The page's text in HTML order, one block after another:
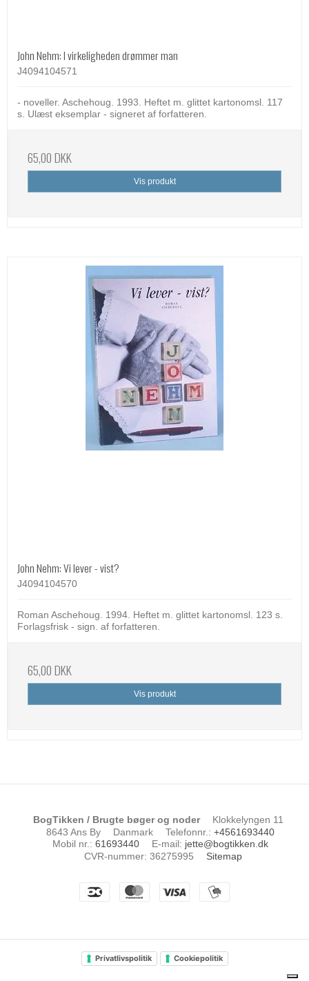
John Nehm: I virkeligheden drømmer man
J4094104571
- noveller. Aschehoug. 1993. Heftet m. glittet kartonomsl. 117
s. Ulæst eksemplar - signeret af forfatteren.
65,00 DKK
Vis produkt
John Nehm: Vi lever - vist?
J4094104570
Roman Aschehoug. 1994. Heftet m. glittet kartonomsl. 123 s.
Forlagsfrisk - sign. af forfatteren.
65,00 DKK
Vis produkt
BogTikken / Brugte bøger og noder
Klokkelyngen 11
8643 Ans By
Danmark Telefonnr. : +4561693440
Mobil nr.: 61693440 E-mail: jette@bogtikken.dk
CVR-nummer: 36275995 Sitemap
Privatlivspolitik Cookiepolitik